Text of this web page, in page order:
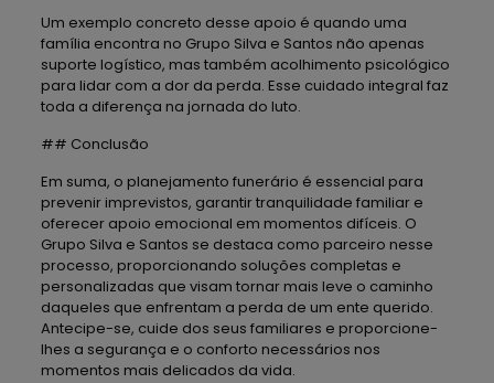
Um exemplo concreto desse apoio é quando uma
família encontra no Grupo Silva e Santos não apenas
suporte logístico, mas também acolhimento psicológico
para lidar com a dor da perda. Esse cuidado integral faz
toda a diferença na jornada do luto.
## Conclusão
Em suma, o planejamento funerário é essencial para
prevenir imprevistos, garantir tranquilidade familiar e
oferecer apoio emocional em momentos difíceis. O
Grupo Silva e Santos se destaca como parceiro nesse
processo, proporcionando soluções completas e
personalizadas que visam tornar mais leve o caminho
daqueles que enfrentam a perda de um ente querido.
Antecipe-se, cuide dos seus familiares e proporcione-
lhes a segurança e o conforto necessários nos
momentos mais delicados da vida.